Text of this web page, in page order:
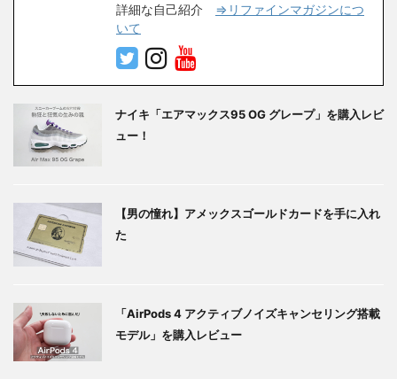
詳細な自己紹介 ⇒リファインマガジンにつ
いて
ナイキ「エアマックス95 OG グレープ」を購入レビ
ュー！
【男の憧れ】アメックスゴールドカードを手に入れ
た
「AirPods 4 アクティブノイズキャンセリング搭載
モデル」を購入レビュー